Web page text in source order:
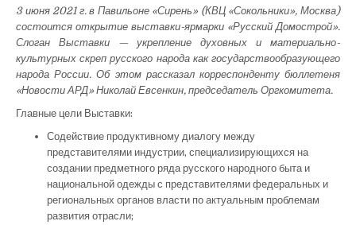
открытие
ярмарки
3 июня 2021 г. в Павильоне «Сирень» (КВЦ «Сокольники», Москва)
состоится открытие выставки-ярмарки «Русский Домострой».
Слоган Выставки — укрепление духовных и материально-
культурных скреп русского народа как государствообразующего
народа России. Об этом рассказал корреспонденту бюллетеня
«Новости АРД» Николай Евсенкин, председатель Оргкомитета.
Главные цели Выставки:
Содействие продуктивному диалогу между
представителями индустрии, специализирующихся на
создании предметного ряда русского народного быта и
национальной одежды с представителями федеральных и
региональных органов власти по актуальным проблемам
развития отрасли;